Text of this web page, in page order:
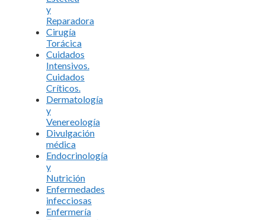
y
Reparadora
Cirugía
Torácica
Cuidados
Intensivos.
Cuidados
Críticos.
Dermatología
y
Venereología
Divulgación
médica
Endocrinología
y
Nutrición
Enfermedades
infecciosas
Enfermería